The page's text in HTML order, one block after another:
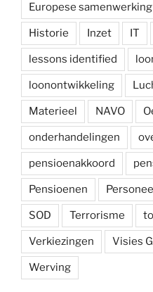
Europese samenwerking
Historie Inzet IT
lessons identified
loonontwikkeling
Materieel NAVO
onderhandelingen
pensioenakkoord
Pensioenen
SOD Terrorisme
Verkiezingen Visies
Werving